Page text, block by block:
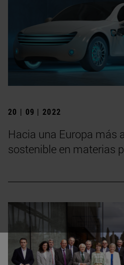
20 | 09 | 2022
Hacia una Europa más
sostenible en materias